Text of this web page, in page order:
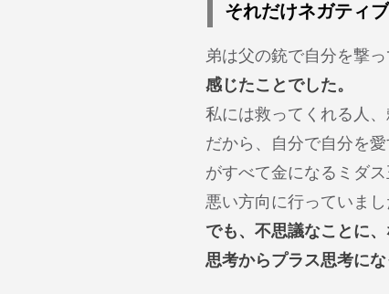
それだけネガティ
弟は父の銃で自分を撃っ
感じたことでした。
私には救ってくれる人
だから、自分で自分を
がすべて金になるミダ
悪い方向に行っていま
でも、不思議なことに
思考からプラス思考にな